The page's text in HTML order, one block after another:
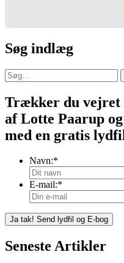
Søg indlæg
Trækker du vejret
af Lotte Paarup
med en gratis
Navn:*
E-mail:*
Seneste Artikler